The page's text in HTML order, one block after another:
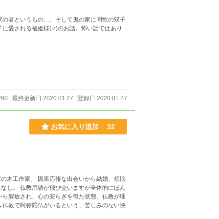
者というもの…。そして鬼の家に同性の双子
最終更新日 2020.01.27 登録日 2020.01.27
お気に入り追加 32
木工作家。 因果応報な出会いから結婚、煩悩
し。 仏教用語が飛び交いますが全体的にほん
教で阿弥陀仏がいるという、苦しみのない快